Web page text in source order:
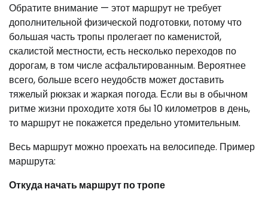
Обратите внимание — этот маршрут не требует
дополнительной физической подготовки, потому что
большая часть тропы пролегает по каменистой,
скалистой местности, есть несколько переходов по
дорогам, в том числе асфальтированным. Вероятнее
всего, больше всего неудобств может доставить
тяжелый рюкзак и жаркая погода. Если вы в обычном
ритме жизни проходите хотя бы 10 километров в день,
то маршрут не покажется предельно утомительным.
Весь маршрут можно проехать на велосипеде. Пример
маршрута:
Откуда начать маршрут по тропе